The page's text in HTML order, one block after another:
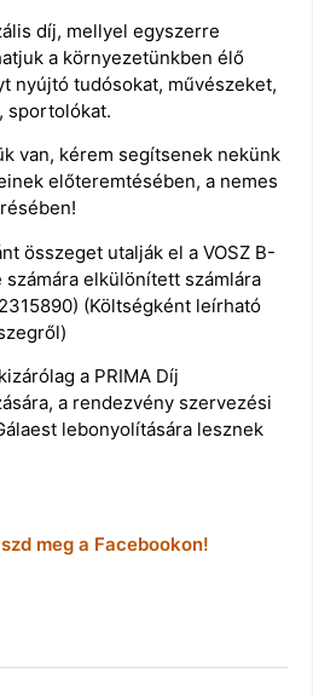
díj, mellyel egyszerre
a környezetünkben élő
nyújtó tudósokat, művészeket,
sportolókat.
van, kérem segítsenek nekünk
előteremtésében, a nemes
összeget utalják el a VOSZ B-
elkülönített számlára
(Költségként leírható
a PRIMA Díj
a rendezvény szervezési
lebonyolítására lesznek
meg a Facebookon!